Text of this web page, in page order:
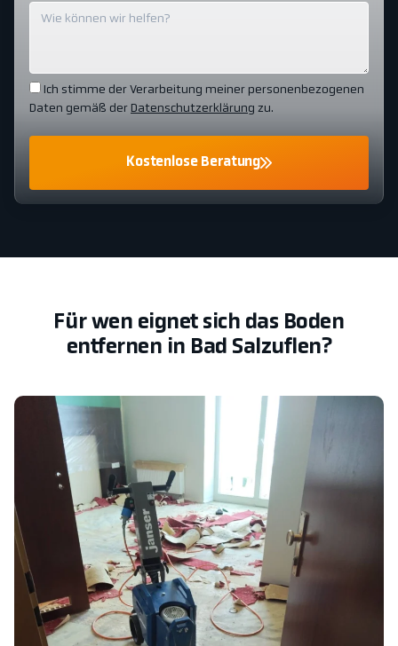
Ich stimme der Verarbeitung meiner personenbezogenen
Daten gemäß der Datenschutzerklärung zu.
Kostenlose Beratung
Für wen eignet sich das Boden
entfernen in Bad Salzuflen?